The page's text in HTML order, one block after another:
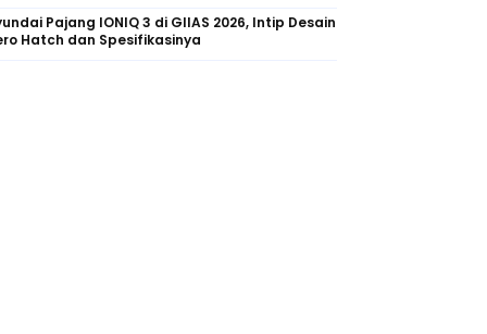
Pajang IONIQ 3 di GIIAS 2026, Intip Desain
Hatch dan Spesifikasinya